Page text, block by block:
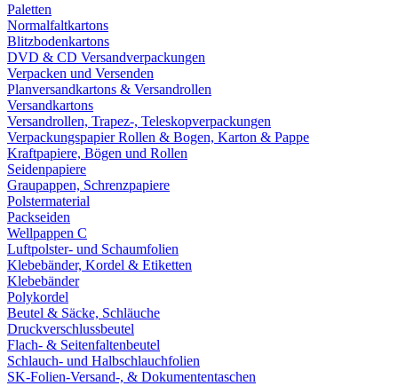
Paletten
Normalfaltkartons
Blitzbodenkartons
DVD & CD Versandverpackungen
Verpacken und Versenden
Planversandkartons & Versandrollen
Versandkartons
Versandrollen, Trapez-, Teleskopverpackungen
Verpackungspapier Rollen & Bogen, Karton & Pappe
Kraftpapiere, Bögen und Rollen
Seidenpapiere
Graupappen, Schrenzpapiere
Polstermaterial
Packseiden
Wellpappen C
Luftpolster- und Schaumfolien
Klebebänder, Kordel & Etiketten
Klebebänder
Polykordel
Beutel & Säcke, Schläuche
Druckverschlussbeutel
Flach- & Seitenfaltenbeutel
Schlauch- und Halbschlauchfolien
SK-Folien-Versand-, & Dokumententaschen